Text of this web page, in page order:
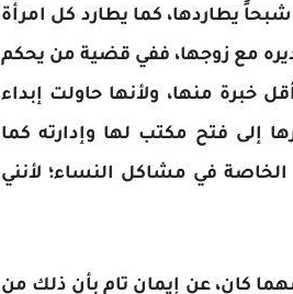
يطاردها، كما يطارد كل امرأة
مع زوجها، ففي قضية من يحكم
خبرة منها، ولأنها حاولت إبداء
إلى فتح مكتب لها وإدارته كما
في مشاكل النساء؛ لأنني
كان، عن إيمان تام بأن ذلك من